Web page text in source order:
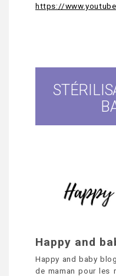
https://
Happy and
Happy and baby
de maman pour les